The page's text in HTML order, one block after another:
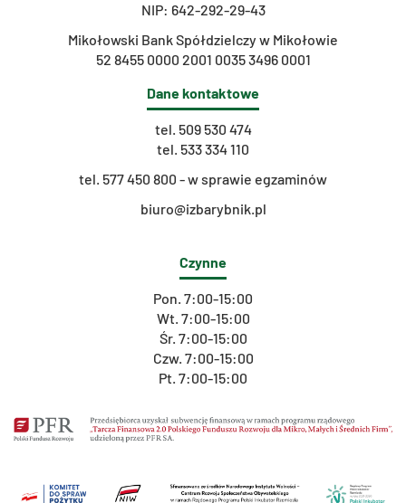
NIP: 642-292-29-43
Mikołowski Bank Spółdzielczy w Mikołowie
52 8455 0000 2001 0035 3496 0001
Dane kontaktowe
tel. 509 530 474
tel. 533 334 110
tel. 577 450 800 - w sprawie egzaminów
biuro@izbarybnik.pl
Czynne
Pon. 7:00-15:00
Wt. 7:00-15:00
Śr. 7:00-15:00
Czw. 7:00-15:00
Pt. 7:00-15:00